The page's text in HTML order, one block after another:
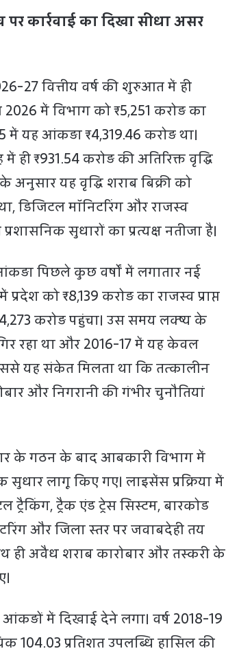
कार्रवाई का दिखा सीधा असर
27 वित्तीय वर्ष की शुरुआत में ही
2026 में विभाग को ₹5,251 करोड़ का
में यह आंकड़ा ₹4,319.46 करोड़ था।
ही ₹931.54 करोड़ की अतिरिक्त वृद्धि
अनुसार यह वृद्धि शराब बिक्री को
डिजिटल मॉनिटरिंग और राजस्व
सुधारों का प्रत्यक्ष नतीजा है।
पिछले कुछ वर्षों में लगातार नई
को ₹8,139 करोड़ का राजस्व प्राप्त
करोड़ पहुंचा। उस समय लक्ष्य के
रहा था और 2016-17 में यह केवल
यह संकेत मिलता था कि तत्कालीन
और निगरानी की गंभीर चुनौतियां
के गठन के बाद आबकारी विभाग में
लागू किए गए। लाइसेंस प्रक्रिया में
ट्रैक एंड ट्रेस सिस्टम, बारकोड
और जिला स्तर पर जवाबदेही तय
अवैध शराब कारोबार और तस्करी के
में दिखाई देने लगा। वर्ष 2018-19
104.03 प्रतिशत उपलब्धि हासिल की